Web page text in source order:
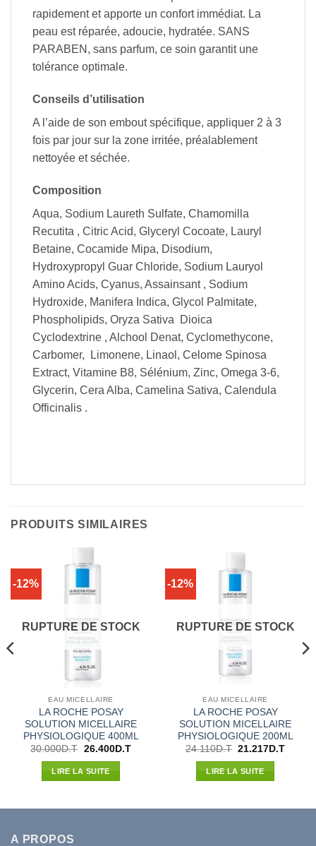
rapidement et apporte un confort immédiat. La
peau est réparée, adoucie, hydratée. SANS
PARABEN, sans parfum, ce soin garantit une
tolérance optimale.
Conseils d’utilisation
A l’aide de son embout spécifique, appliquer 2 à 3
fois par jour sur la zone irritée, préalablement
nettoyée et séchée.
Composition
Aqua, Sodium Laureth Sulfate, Chamomilla
Recutita , Citric Acid, Glyceryl Cocoate, Lauryl
Betaine, Cocamide Mipa, Disodium,
Hydroxypropyl Guar Chloride, Sodium Lauryol
Amino Acids, Cyanus, Assainsant , Sodium
Hydroxide, Manifera Indica, Glycol Palmitate,
Phospholipids, Oryza Sativa Dioica
Cyclodextrine , Alchool Denat, Cyclomethycone,
Carbomer, Limonene, Linaol, Celome Spinosa
Extract, Vitamine B8, Sélénium, Zinc, Omega 3-6,
Glycerin, Cera Alba, Camelina Sativa, Calendula
Officinalis .
PRODUITS SIMILAIRES
-12%
RUPTURE DE STOCK
EAU MICELLAIRE
LA ROCHE POSAY
SOLUTION MICELLAIRE
PHYSIOLOGIQUE 400ML
30.000D.T Le
initial
était :
26.400D.TLe
LIRE LA SUITE
-12%
RUPTURE DE STOCK
EAU MICELLAIRE
LA ROCHE POSAY
SOLUTION MICELLAIRE
PHYSIOLOGIQUE 200ML
24.110D.T Le
initial
était :
21.217 D.TLe
LIRE LA SUITE
A PROPOS